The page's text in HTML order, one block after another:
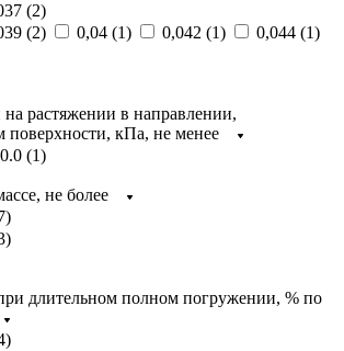
(2)
(2) 0,04 (1) 0,042 (1) 0,044 (1)
растяжении в направлении,
поверхности, кПа, не менее
(1)
не более
)
)
длительном полном погружении, % по
)